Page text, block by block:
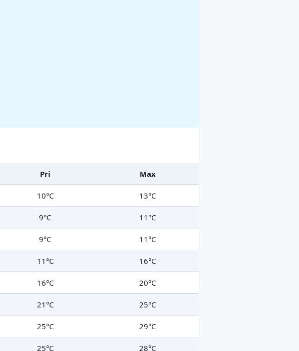
Pri Max
10°C 13°C
9°C 11°C
9°C 11°C
11°C 16°C
16°C 20°C
21°C 25°C
25°C 29°C
25°C 28°C